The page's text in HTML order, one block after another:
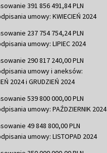
391 856 491,84 PLN
umowy: KWIECIEŃ 2024
237 754 754,24 PLN
umowy: LIPIEC 2024
290 817 240,00 PLN
umowy i aneksów:
2024 i GRUDZIEŃ 2024
539 800 000,00 PLN
umowy: PAŹDZIERNIK 2024
49 848 800,00 PLN
umowy: LISTOPAD 2024